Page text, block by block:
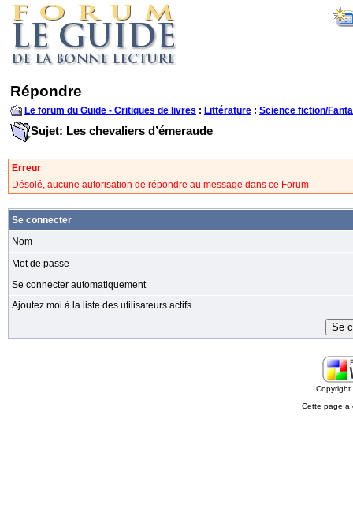
Répondre
Le forum du Guide - Critiques de livres : Littérature : Science fiction/
Sujet: Les chevaliers d’émeraude
Erreur
Désolé, aucune autorisation de répondre au message dans ce Forum
Se connecter
Nom
Mot de passe
Se connecter automatiquement
Ajoutez moi à la liste des utilisateurs actifs
Cette page a